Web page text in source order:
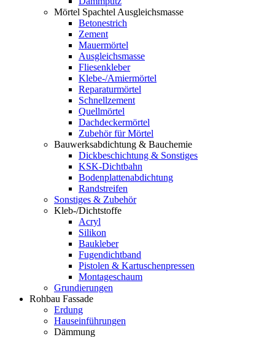
Mörtel Spachtel Ausgleichsmasse
Betonestrich
Zement
Mauermörtel
Ausgleichsmasse
Fliesenkleber
Klebe-/Amiermörtel
Reparaturmörtel
Schnellzement
Quellmörtel
Dachdeckermörtel
Zubehör für Mörtel
Bauwerksabdichtung & Bauchemie
Dickbeschichtung & Sonstiges
KSK-Dichtbahn
Bodenplattenabdichtung
Randstreifen
Sonstiges & Zubehör
Kleb-/Dichtstoffe
Acryl
Silikon
Baukleber
Fugendichtband
Pistolen & Kartuschenpressen
Montageschaum
Grundierungen
Rohbau Fassade
Erdung
Hauseinführungen
Dämmung